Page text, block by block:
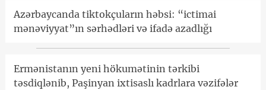
Azərbaycanda tiktokçuların həbsi: “ictimai
mənəviyyat”ın sərhədləri və ifadə azadlığı
Ermənistanın yeni hökumətinin tərkibi
təsdiqlənib, Paşinyan ixtisaslı kadrlara vəzifələr